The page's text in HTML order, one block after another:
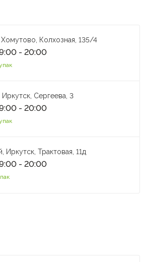
Колхозная, 135/4
- 20:00
Сергеева, 3
- 20:00
Иркутск, Трактовая, 11д
- 20:00